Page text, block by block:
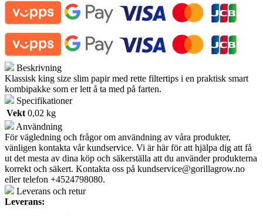
Slim
Kombi
+
Filter
antall
Beskrivning
Klassisk king size slim papir med rette filtertips i en praktisk smart
kombipakke som er lett å ta med på farten.
Specifikationer
Vekt 0,02 kg
Användning
För vägledning och frågor om användning av våra produkter,
vänligen kontakta vår kundservice. Vi är här för att hjälpa dig att få
ut det mesta av dina köp och säkerställa att du använder produkterna
korrekt och säkert. Kontakta oss på kundservice@gorillagrow.no
eller telefon +4524798080.
Leverans och retur
Leverans: